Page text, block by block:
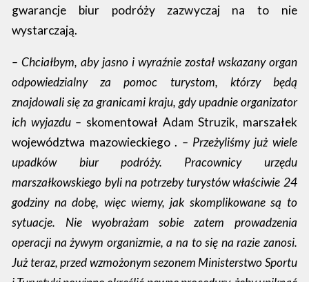
gwarancje biur podróży zazwyczaj na to nie
wystarczają.
– Chciałbym, aby jasno i wyraźnie został wskazany organ
odpowiedzialny za pomoc turystom, którzy będą
znajdowali się za granicami kraju, gdy upadnie organizator
ich wyjazdu – skomentował Adam Struzik, marszałek
województwa mazowieckiego . – Przeżyliśmy już wiele
upadków biur podróży. Pracownicy urzędu
marszałkowskiego byli na potrzeby turystów właściwie 24
godziny na dobę, więc wiemy, jak skomplikowane są to
sytuacje. Nie wyobrażam sobie zatem prowadzenia
operacji na żywym organizmie, a na to się na razie zanosi.
Już teraz, przed wzmożonym sezonem Ministerstwo Sportu